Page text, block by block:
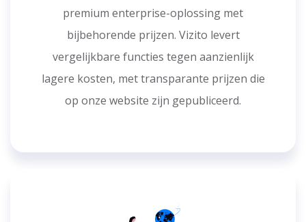
premium enterprise-oplossing met
bijbehorende prijzen. Vizito levert
vergelijkbare functies tegen aanzienlijk
lagere kosten, met transparante prijzen die
op onze website zijn gepubliceerd.